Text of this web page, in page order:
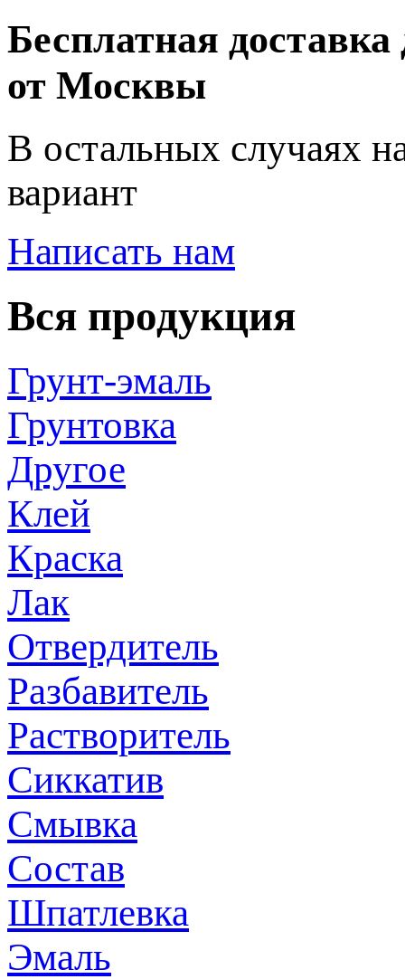
Бесплатная доставка
от Москвы
В остальных случаях
вариант
Написать нам
Вся продукция
Грунт-эмаль
Грунтовка
Другое
Клей
Краска
Лак
Отвердитель
Разбавитель
Растворитель
Сиккатив
Смывка
Состав
Шпатлевка
Эмаль